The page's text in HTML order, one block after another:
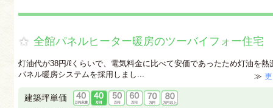
全館パネルヒーター暖房のツーバイフォー住宅
灯油代が38円/ℓくらいで、電気料金に比べて安価であったため灯油を熱
パネル暖房システムを採用しまし...
≫
建築坪単価